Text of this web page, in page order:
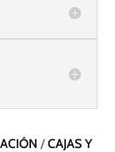
/CAJAS Y